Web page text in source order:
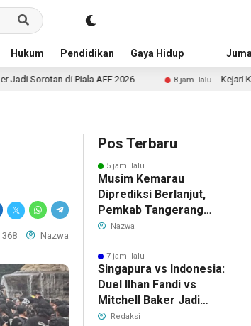
Hukum Pendidikan Gaya Hidup
AFF 2026 8 jam lalu Kejari Kabupaten
368 Nazwa
Pos Terbaru
5 jam lalu
Musim Kemarau
Diprediksi Berlanjut,
Pemkab Tangerang
Siapkan Langkah
Bersih
Nazwa
7 jam lalu
Singapura vs Indonesia:
Duel Ilhan Fandi vs
Mitchell Baker Jadi
Sorotan di Piala AFF
Redaksi